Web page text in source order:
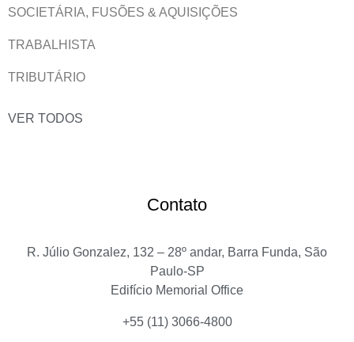
SOCIETÁRIA, FUSÕES & AQUISIÇÕES
TRABALHISTA
TRIBUTÁRIO
VER TODOS
Contato
R. Júlio Gonzalez, 132 – 28º andar, Barra Funda, São
Paulo-SP
Edifício Memorial Office
+55 (11) 3066-4800